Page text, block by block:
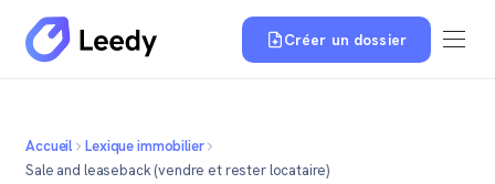
Créer un dossier
Accueil
Lexique immobilier
Sale and leaseback (vendre et rester locataire)